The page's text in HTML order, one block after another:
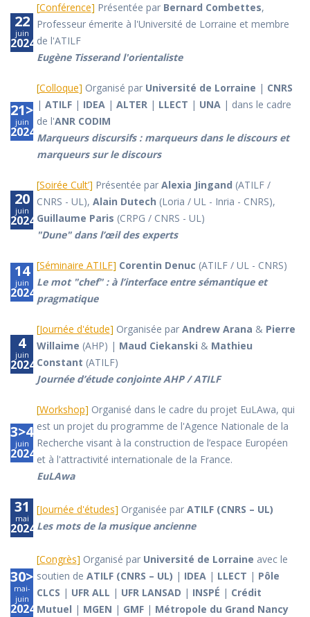
22
juin
2024
[Conférence] Présentée par Bernard Combettes,
Professeur émerite à l'Université de Lorraine et membre
de l'ATILF
Eugène Tisserand l'orientaliste
21>22
juin
2024
[Colloque] Organisé par Université de Lorraine | CNRS
| ATILF| IDEA| ALTER| LLECT | UNA| dans le cadre
de l'ANR CODIM
Marqueurs discursifs : marqueurs dans le discours et
marqueurs sur le discours
20
juin
2024
[Soirée Cult’] Présentée par Alexia Jingand (ATILF /
CNRS - UL), Alain Dutech (Loria / UL - Inria - CNRS),
Guillaume Paris (CRPG / CNRS - UL)
"Dune" dans l’œil des experts
14
juin
2024
[Séminaire ATILF] Corentin Denuc (ATILF / UL - CNRS)
Le mot "chef" : à l’interface entre sémantique et
pragmatique
4
juin
2024
[Journée d'étude] Organisée par Andrew Arana & Pierre
Willaime (AHP) | Maud Ciekanski & Mathieu
Constant (ATILF)
Journée d’étude conjointe AHP / ATILF
3>4
juin
2024
[Workshop] Organisé dans le cadre du projet EuLAwa, qui
est un projet du programme de l'Agence Nationale de la
Recherche visant à la construction de l’espace Européen
et à l'attractivité internationale de la France.
EuLAwa
31
mai
2024
[Journée d'études] Organisée par ATILF (CNRS – UL)
Les mots de la musique ancienne
30>1
mai-
juin
2024
[Congrès] Organisé par Université de Lorraine avec le
soutien de ATILF (CNRS – UL) | IDEA| LLECT | Pôle
CLCS | UFR ALL | UFR LANSAD | INSPÉ | Crédit
Mutuel | MGEN | GMF| Métropole du Grand Nancy